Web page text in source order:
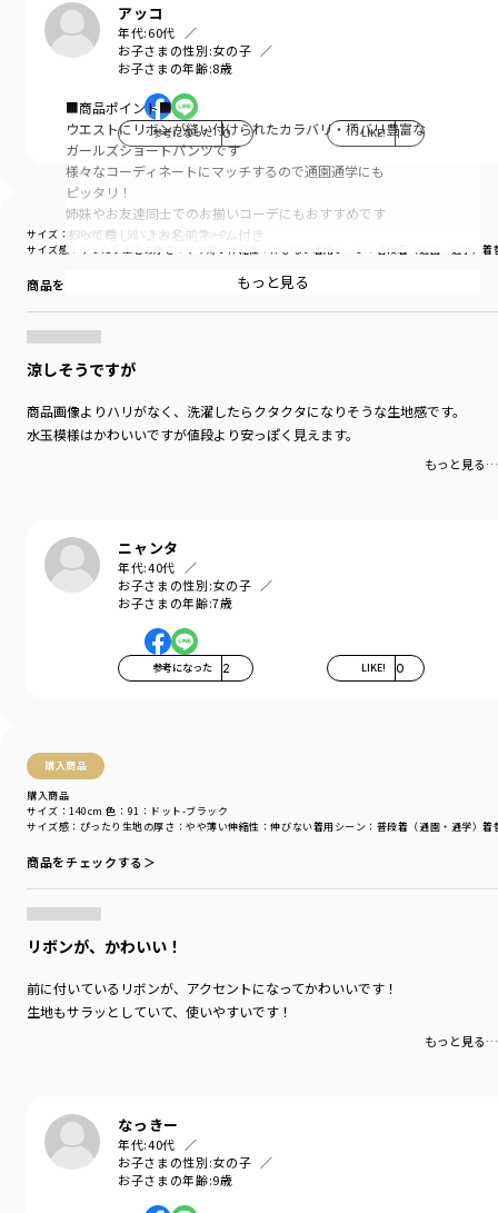
アッコ
年代:60代
お子さまの性別:女の子
お子さまの年齢:8歳
参考になった 0 LIKE! 1
サイズ感 ：ゆったり 生地の厚さ ：やや薄い 伸縮性 ：伸びない 着用シーン ：普段着（通園・通学）着
サイズ：130cm色：91：ドット-ブラック
商品をチェックする＞
涼しそうですが
商品画像よりハリがなく、洗濯したらクタクタになりそうな生地感です。
水玉模様はかわいいですが値段より安っぽく見えます。
もっと見る…
ニャンタ
年代:40代
お子さまの性別:女の子
お子さまの年齢:7歳
参考になった 2 LIKE! 0
購入商品
購入商品
サイズ感 ：ぴったり 生地の厚さ ：やや薄い伸縮性 ：伸びない着用シーン ：普段着（通園・通学）着
サイズ：140cm 色：91：ドット-ブラック
商品をチェックする＞
リボンが、かわいい！
前に付いているリボンが、アクセントになってかわいいです！
生地もサラッとしていて、使いやすいです！
もっと見る…
なっきー
年代:40代
お子さまの性別:女の子
お子さまの年齢:9歳
■商品ポイント■
ウエストにリボンが縫い付けられたカラバリ・柄バリ豊富な
ガールズショートパンツです
様々なコーディネートにマッチするので通園通学にも
ピッタリ！
姉妹やお友達同士でのお揃いコーデにもおすすめです
あって嬉しい♪お名前ネーム付き
デニム：薄手で柔らかなデニム生地
ドット柄：薄手でさらっとした綿レーヨン生地
花柄：薄手でさらっとした綿100％生地
■DRCbranshesとは？■
Daily…毎日
Relax…力を抜いて、くつろぐ
デイリーウェアをご提案する新レーベルです
-----
伸縮性：なし
透け感：なし
ポケット：あり
＃お揃い＃お揃いコーデ
＃ペア＃ペアコーデ
＃リンク＃リンクコーデ
＃ユニセックス
着用イメージ/カラー：93:花柄_ピンク
モデル：身長116.0cm 体重20.8kg
サイズ：サイズ130
ブランド ／
DRC branshes
／ アウトレット
カテゴリ
／ボトムス>ショートパンツ・ハーフパンツ
カラー
／ブルー
もっと見る